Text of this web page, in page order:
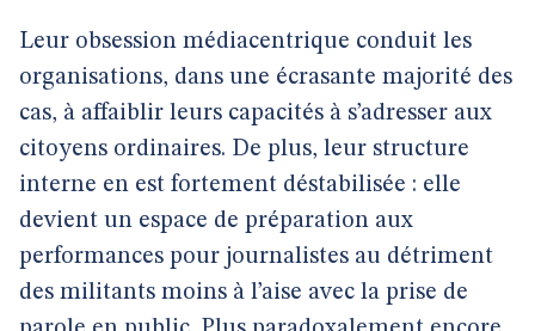
Leur obsession médiacentrique conduit les
organisations, dans une écrasante majorité des
cas, à affaiblir leurs capacités à s’adresser aux
citoyens ordinaires. De plus, leur structure
interne en est fortement déstabilisée : elle
devient un espace de préparation aux
performances pour journalistes au détriment
des militants moins à l’aise avec la prise de